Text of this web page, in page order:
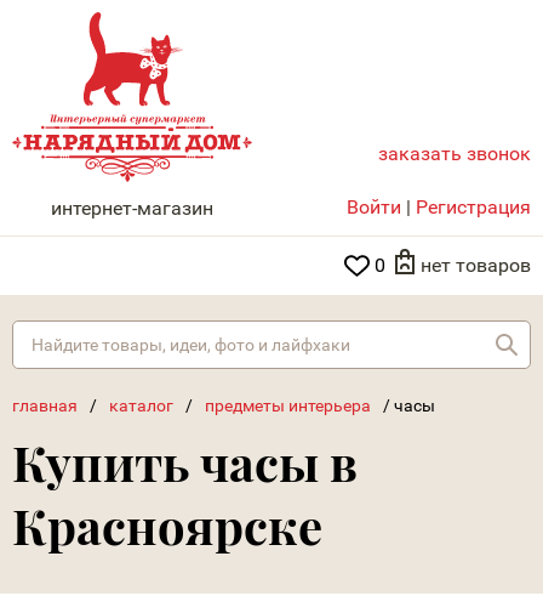
НАРЯДНЫЙ ДОМ
интернет-магазин
заказать звонок
Войти | Регистрация
0 нет товаров
главная / каталог / предметы интерьера /часы
Купить часы в
Красноярске